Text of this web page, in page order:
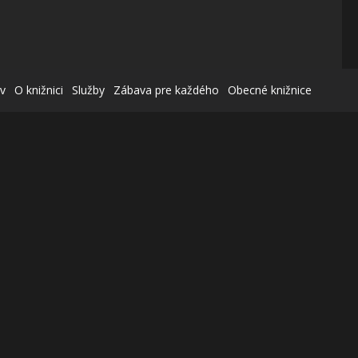
O knižnici Služby Zábava pre každého Obecné knižnice